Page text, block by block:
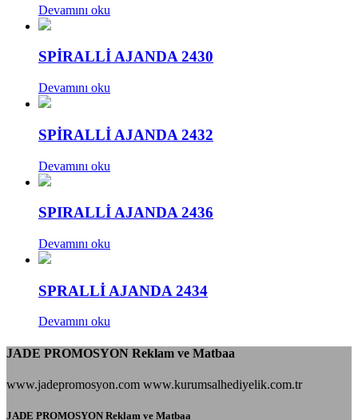
Devamını oku
SPİRALLİ AJANDA 2430
Devamını oku
SPİRALLİ AJANDA 2432
Devamını oku
SPIRALLİ AJANDA 2436
Devamını oku
SPRALLİ AJANDA 2434
Devamını oku
JADE PROMOSYON Reklam ve Matbaa
www.jadepromosyon.com www.kurumsalhediyelik.com.tr
JADE PROMOSYON Reklam ve Matbaa